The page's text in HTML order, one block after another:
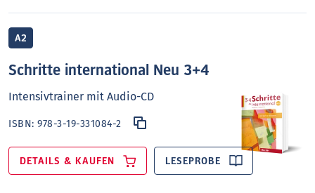
A2
Schritte international Neu 3+4
Intensivtrainer mit Audio-CD
ISBN:978-3-19-331084-2
DETAILS & KAUFEN LESEPROBE